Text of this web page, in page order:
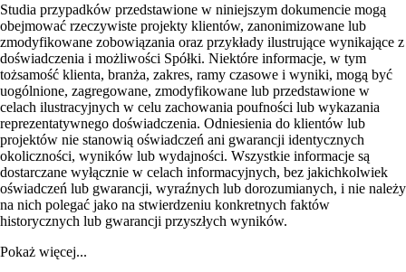
Studia przypadków przedstawione w niniejszym dokumencie mogą
obejmować rzeczywiste projekty klientów, zanonimizowane lub
zmodyfikowane zobowiązania oraz przykłady ilustrujące wynikające z
doświadczenia i możliwości Spółki. Niektóre informacje, w tym
tożsamość klienta, branża, zakres, ramy czasowe i wyniki, mogą być
uogólnione, zagregowane, zmodyfikowane lub przedstawione w
celach ilustracyjnych w celu zachowania poufności lub wykazania
reprezentatywnego doświadczenia. Odniesienia do klientów lub
projektów nie stanowią oświadczeń ani gwarancji identycznych
okoliczności, wyników lub wydajności. Wszystkie informacje są
dostarczane wyłącznie w celach informacyjnych, bez jakichkolwiek
oświadczeń lub gwarancji, wyraźnych lub dorozumianych, i nie należy
na nich polegać jako na stwierdzeniu konkretnych faktów
historycznych lub gwarancji przyszłych wyników.
Pokaż więcej...